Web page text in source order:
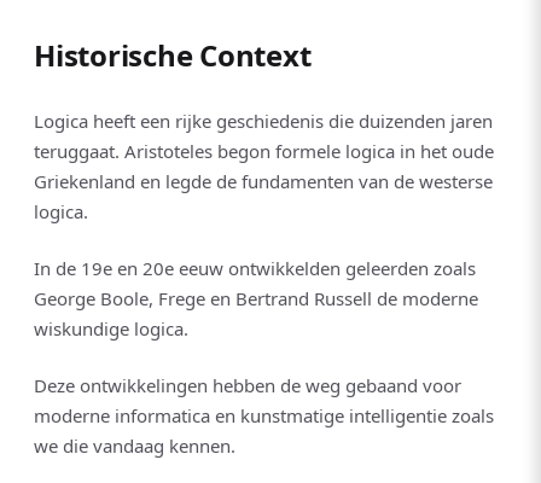
Historische Context
Logica heeft een rijke geschiedenis die duizenden jaren
teruggaat. Aristoteles begon formele logica in het oude
Griekenland en legde de fundamenten van de westerse
logica.
In de 19e en 20e eeuw ontwikkelden geleerden zoals
George Boole, Frege en Bertrand Russell de moderne
wiskundige logica.
Deze ontwikkelingen hebben de weg gebaand voor
moderne informatica en kunstmatige intelligentie zoals
we die vandaag kennen.